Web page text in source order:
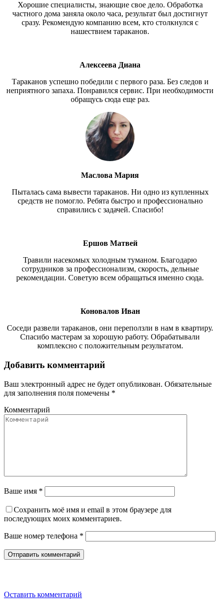
Хорошие специалисты, знающие свое дело. Обработка
частного дома заняла около часа, результат был достигнут
сразу. Рекомендую компанию всем, кто столкнулся с
нашествием тараканов.
Алексеева Диана
Тараканов успешно победили с первого раза. Без следов и
неприятного запаха. Понравился сервис. При необходимости
обращусь сюда еще раз.
Маслова Мария
Пыталась сама вывести тараканов. Ни одно из купленных
средств не помогло. Ребята быстро и профессионально
справились с задачей. Спасибо!
Ершов Матвей
Травили насекомых холодным туманом. Благодарю
сотрудников за профессионализм, скорость, дельные
рекомендации. Советую всем обращаться именно сюда.
Коновалов Иван
Соседи развели тараканов, они переползли в нам в квартиру.
Спасибо мастерам за хорошую работу. Обрабатывали
комплексно с положительным результатом.
Добавить комментарий
Ваш электронный адрес не будет опубликован. Обязательные
для заполнения поля помечены *
Комментарий
Ваше имя *
Сохранить моё имя и email в этом браузере для
последующих моих комментариев.
Ваше номер телефона *
Оставить комментарий